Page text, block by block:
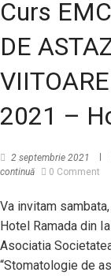
Curs
DE
2021 –
2 septembrie 2021
continuă
0 Comment
Va invitam
Hotel Ramada din
Asociatia
“Stomatologie de